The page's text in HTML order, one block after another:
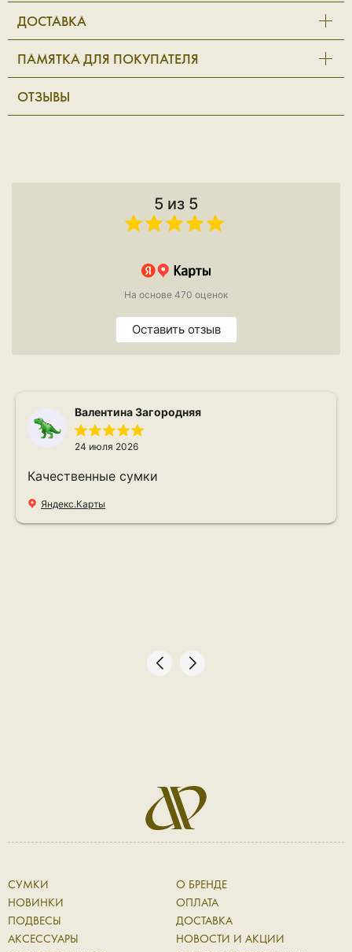
ДОСТАВКА
ПАМЯТКА ДЛЯ ПОКУПАТЕЛЯ
ОТЗЫВЫ
5 из 5
На основе 470 оценок
Оставить отзыв
Валентина Загородняя
24 июля 2026
Качественные сумки
Яндекс.Карты
СУМКИ
НОВИНКИ
ПОДВЕСЫ
АКСЕССУАРЫ
О БРЕНДЕ
ОПЛАТА
ДОСТАВКА
НОВОСТИ И АКЦИИ